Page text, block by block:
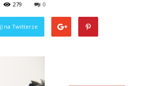
279 0
na Twitterze